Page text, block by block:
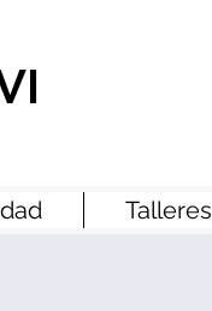
Talleres